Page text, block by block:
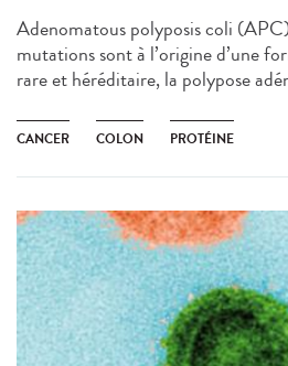
Adenomatous polyposis coli
mutations sont à l’origine d’une
rare et héréditaire, la polypose
CANCER COLON PROTÉINE